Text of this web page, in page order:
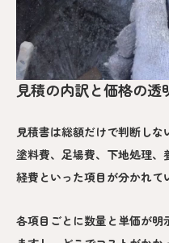
見積の内訳と価格の透
見積書は総額だけで判断し
塗料費、足場費、下地処理
経費といった項目が分かれて
各項目ごとに数量と単価が明